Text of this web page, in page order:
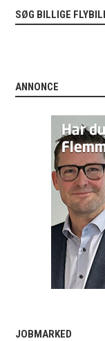
SØG BILLIGE
ANNONCE
JOBMARKED